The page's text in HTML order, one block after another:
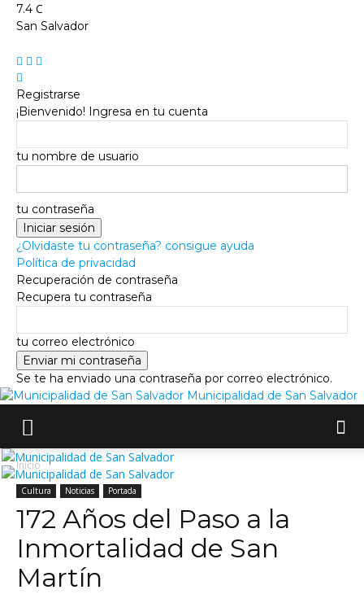
7.4 C
San Salvador
Registrarse
¡Bienvenido! Ingresa en tu cuenta
tu nombre de usuario
tu contraseña
¿Olvidaste tu contraseña? consigue ayuda
Política de privacidad
Recuperación de contraseña
Recupera tu contraseña
tu correo electrónico
Se te ha enviado una contraseña por correo electrónico.
Municipalidad de San Salvador
Inicio
Cultura Noticias Portada
172 Años del Paso a la
Inmortalidad de San
Martín